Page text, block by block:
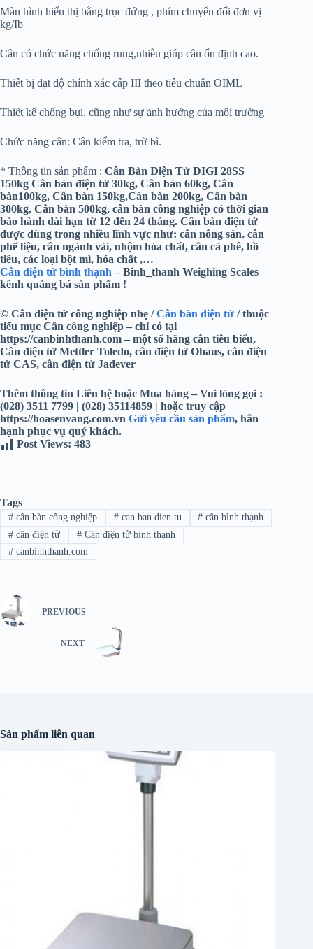
Màn hình hiển thị bằng trục đứng , phím chuyển đổi đơn vị
kg/Ib
Cân có chức năng chống rung,nhiễu giúp cân ổn định cao.
Thiết bị đạt độ chính xác cấp III theo tiêu chuẩn OIML
Thiết kế chống bụi, cũng như sự ảnh hưởng của môi trường
Chức năng cân: Cân kiểm tra, trừ bì.
* Thông tin sản phẩm : Cân Bàn Điện Tử DIGI 28SS
150kg Cân bàn điện tử 30kg, Cân bàn 60kg, Cân
bàn100kg, Cân bàn 150kg,Cân bàn 200kg, Cân bàn
300kg, Cân bàn 500kg, cân bàn công nghiệp có thời gian
bảo hành dài hạn từ 12 đến 24 tháng. Cân bàn điện tử
được dùng trong nhiều lĩnh vực như: cân nông sản, cân
phế liệu, cân ngành vải, nhộm hóa chất, cân cà phê, hồ
tiêu, các loại bột mì, hóa chất ,…
Cân điện tử bình thạnh – Binh_thanh Weighing Scales
kênh quảng bá sản phẩm !
© Cân điện tử công nghiệp nhẹ /Cân bàn điện tử / thuộc
tiểu mục Cân công nghiệp – chỉ có tại
https://canbinhthanh.com – một số hãng cân tiêu biểu,
Cân điện tử Mettler Toledo, cân điện tử Ohaus, cân điện
tử CAS, cân điện tử Jadever
Thêm thông tin Liên hệ hoặc Mua hàng – Vui lòng gọi :
(028) 3511 7799 | (028) 35114859 | hoặc truy cập
https://hoasenvang.com.vn Gửi yêu cầu sản phẩm, hân
hạnh phục vụ quý khách.
Post Views: 483
Tags
#cân bàn công nghiệp #can ban dien tu # cân bình thạnh
#cân điện tử #Cân điện tử bình thạnh
#canbinhthanh.com
PREVIOUS
NEXT
Sản phẩm liên quan